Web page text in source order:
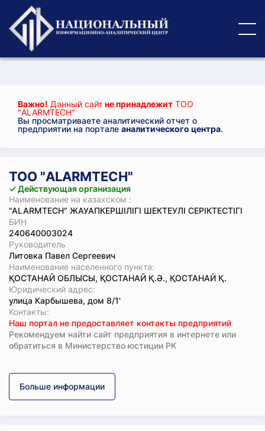
Важно! Данный сайт не принадлежит ТОО
"ALARMTECH"
Вы просматриваете аналитический отчет о
предприятии на портале аналитического центра.
ТОО "ALARMTECH"
✓ Действующая организация
Наименование на казахском :
"ALARMTECH" ЖАУАПКЕРШІЛІГІ ШЕКТЕУЛІ СЕРІКТЕСТІГІ
БИН
240640003024
Руководитель
Литовка Павел Сергеевич
Наименование населенного пункта:
ҚОСТАНАЙ ОБЛЫСЫ, ҚОСТАНАЙ Қ.Ә., ҚОСТАНАЙ Қ.
Юридический адрес:
улица Карбышева, дом 8/1'
Koнтaкты:
Наш портал не предоставляет контакты предприятий
Рекомендуем найти сайт предприятия в интернете или
обратиться в Министерство юстиции РК
Больше информации